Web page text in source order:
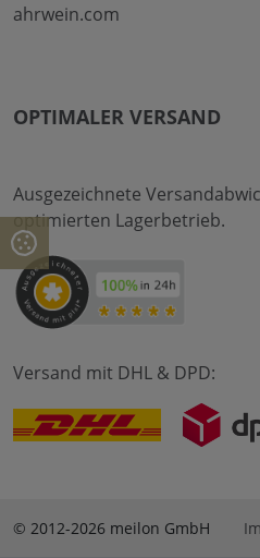
ahrwein.com
OPTIMALER VERSAND
Ausgezeichnete
optimierten Lagerbetrieb.
Versand mit DHL & DPD:
© 2012-2026 meilon GmbH